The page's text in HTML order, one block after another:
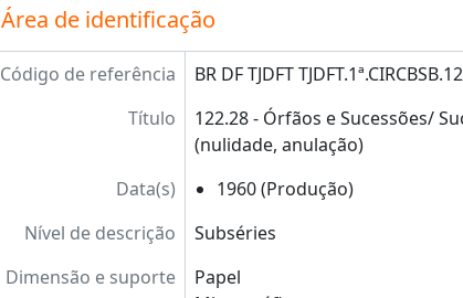
Área de identificação
Código de referência
BR DF TJDFT
Título
122.28 - Órfãos e Sucessões/
(nulidade, anulação)
Data(s)
1960 (Produção)
Nível de descrição
Subséries
Dimensão e suporte
Papel